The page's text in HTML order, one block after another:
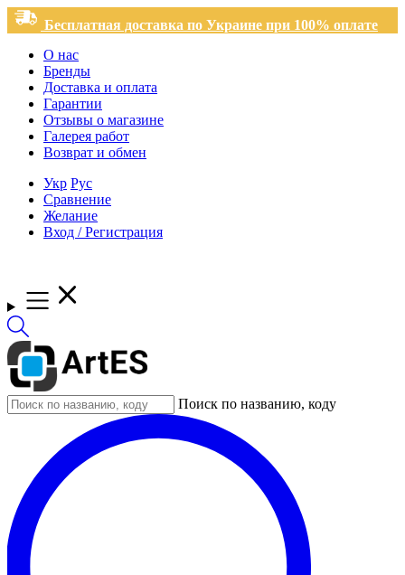
Бесплатная доставка по Украине при 100% оплате
О нас
Бренды
Доставка и оплата
Гарантии
Отзывы о магазине
Галерея работ
Возврат и обмен
Укр Рус
Сравнение
Желание
Вход / Регистрация
Поиск по названию, коду